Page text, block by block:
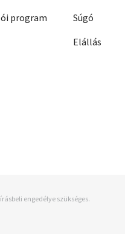
program
Súgó
Elállás
engedélye szükséges.